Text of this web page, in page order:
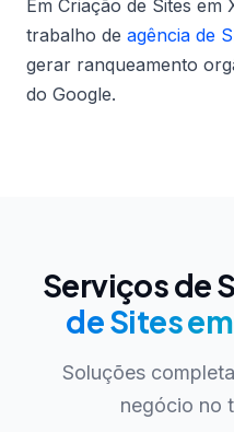
Em Criação de Sites em
trabalho de agência de
gerar ranqueamento
do Google.
Serviços de
de Sites
Soluções
negócio no